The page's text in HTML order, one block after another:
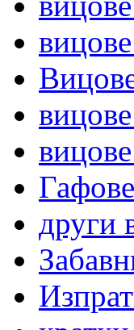
Гафове
други